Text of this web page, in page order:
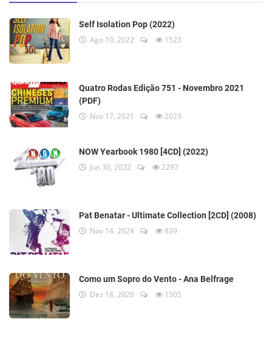
Self Isolation Pop (2022)
Ago 10, 2022 1523
Quatro Rodas Edição 751 - Novembro 2021
(PDF)
Nov 17, 2021 2023
NOW Yearbook 1980 [4CD] (2022)
Jun 30, 2022 2297
Pat Benatar - Ultimate Collection [2CD] (2008)
Nov 14, 2024 839
Como um Sopro do Vento - Ana Belfrage
Dez 18, 2020 1505